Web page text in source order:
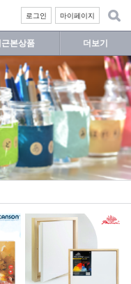
마이페이지
로그인
근본상품 더보기